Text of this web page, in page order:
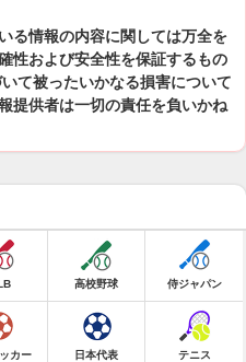
る情報の内容に関しては万全を
性および安全性を保証するもの
て被ったいかなる損害について
提供者は一切の責任を負いかね
高校野球 侍ジャパン
カー 日本代表 テニス